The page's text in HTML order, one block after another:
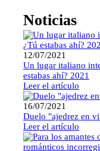
Noticias
12/07/2021
Un lugar italiano
estabas ahí? 2021
Leer el artículo
16/07/2021
Duelo "ajedrez en
Leer el artículo